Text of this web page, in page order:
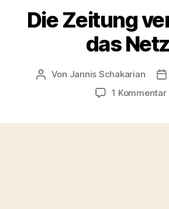
Die Zeitung
das
Beitragsautor
Von Jannis Schakarian
1 Kommentar